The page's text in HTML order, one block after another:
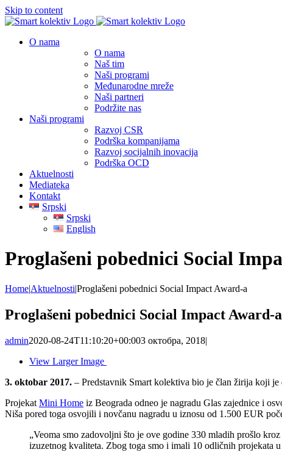
Skip to content
O nama
O nama
Naš tim
Naši programi
Međunarodne mreže
Naši partneri
Podržite nas
Naši programi
Razvoj CSR
Podrška kompanijama
Razvoj socijalnih inovacija
Podrška OCD
Aktuelnosti
Mediateka
Kontakt
Srpski
Srpski
English
Proglašeni pobednici Social
Home|Aktuelnosti|Proglašeni pobednici Social Impact Award-a
Proglašeni pobednici Social Impact Award-a
admin2020-08-24T11:10:20+00:003 октобра, 2018|
View Larger Image
3. oktobar 2017. – Predstavnik Smart kolektiva bio je član žirija koji
Projekat Mini Home iz Beograda odneo je nagradu Glas zajednice i
Niša pored toga osvojili i novčanu nagradu u iznosu od 1.500 EUR
„Veoma smo zadovoljni što je ove godine 330 mladih prošlo
izuzetnog kvaliteta. Zbog toga smo i imali 10 odličnih projekata